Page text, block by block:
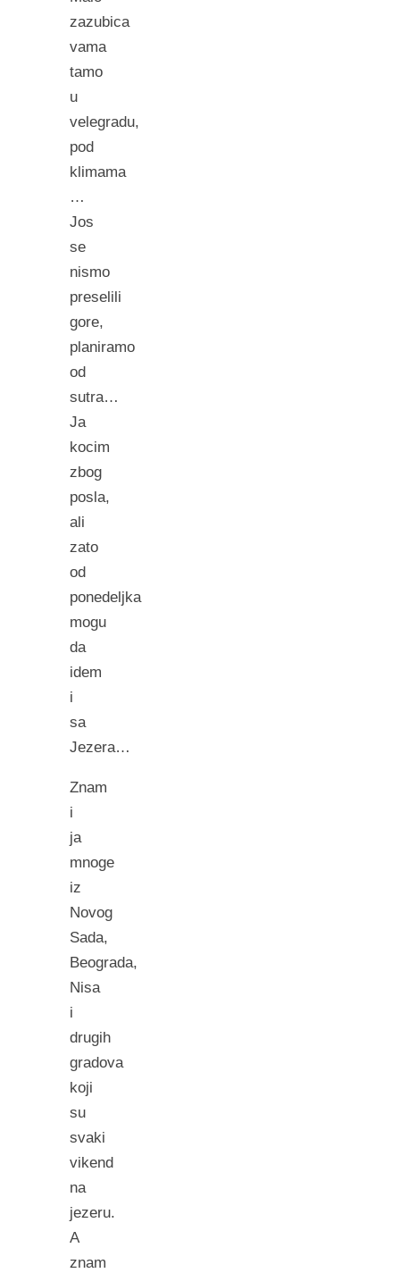
zazubica
vama
tamo
u
velegradu,
pod
klimama
…
Jos
se
nismo
preselili
gore,
planiramo
od
sutra…
Ja
kocim
zbog
posla,
ali
zato
od
ponedeljka
mogu
da
idem
i
sa
Jezera…
Znam
i
ja
mnoge
iz
Novog
Sada,
Beograda,
Nisa
i
drugih
gradova
koji
su
svaki
vikend
na
jezeru.
A
znam